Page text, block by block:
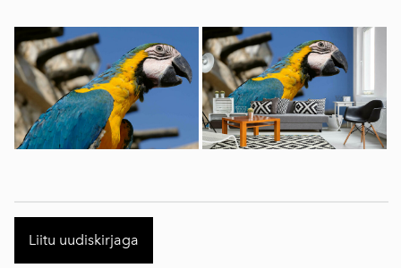
Liitu uudiskirjaga